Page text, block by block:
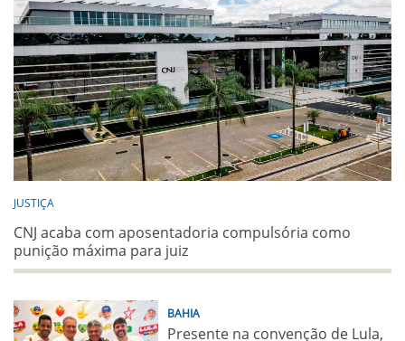
JUSTIÇA
CNJ acaba com aposentadoria compulsória como
punição máxima para juiz
BAHIA
Presente na convenção de Lula,